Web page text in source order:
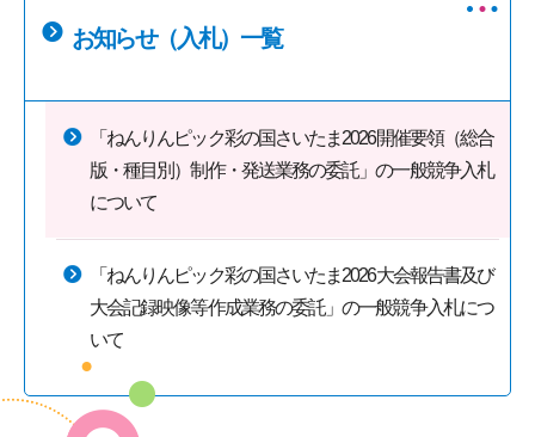
お知らせ（入札）一覧
「ねんりんピック彩の国さいたま2026開催要領（総合
版・種目別）制作・発送業務の委託」の一般競争入札
について
「ねんりんピック彩の国さいたま2026大会報告書及び
大会記録映像等作成業務の委託」の一般競争入札につ
いて